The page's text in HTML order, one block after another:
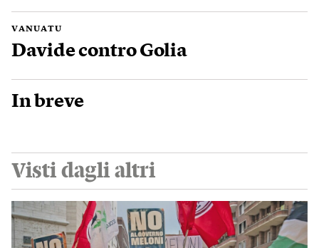
VANUATU
Davide contro Golia
In breve
Visti dagli altri